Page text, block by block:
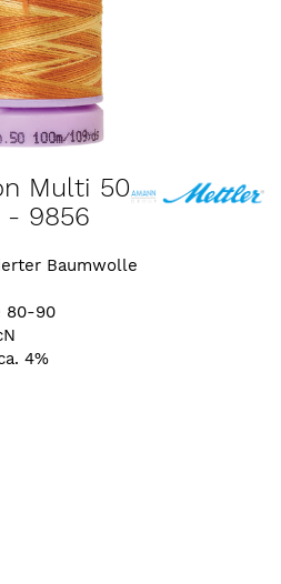
Multi 50
- 9856
Baumwolle
80-90
4%